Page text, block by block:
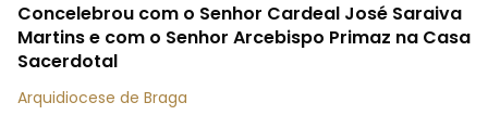
Concelebrou com o Senhor Cardeal José Saraiva
Martins e com o Senhor Arcebispo Primaz na Casa
Sacerdotal
Arquidiocese de Braga